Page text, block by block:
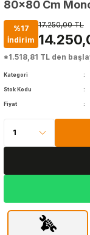
80x80 Cm
%17
İndirim
17.250,00 TL
*1.518,81 TL den
Kategori
Stok Kodu
Fiyat